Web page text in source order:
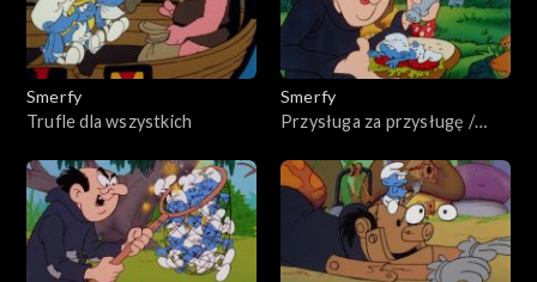
Smerfy
Trufle dla wszystkich
Smerfy
Przysługa za przysługę /